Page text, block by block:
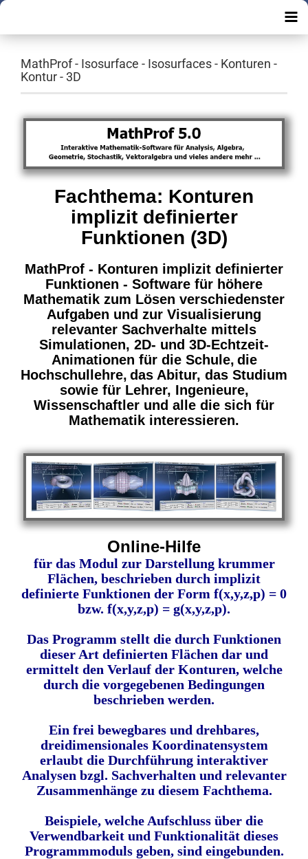
MathProf - Isosurface - Isosurfaces - Konturen -
Kontur - 3D
Fachthema: Konturen
implizit definierter
Funktionen (3D)
MathProf - Konturen implizit definierter
Funktionen - Software für höhere
Mathematik zum Lösen verschiedenster
Aufgaben und zur Visualisierung
relevanter Sachverhalte mittels
Simulationen, 2D- und 3D-Echtzeit-
Animationen für die Schule, die
Hochschullehre, das Abitur, das Studium
sowie für Lehrer, Ingenieure,
Wissenschaftler und alle die sich für
Mathematik interessieren.
Online-Hilfe
für das Modul zur Darstellung krummer
Flächen, beschrieben durch implizit
definierte Funktionen der Form f(x,y,z,p) = 0
bzw. f(x,y,z,p) = g(x,y,z,p).
Das Programm stellt die durch Funktionen
dieser Art definierten Flächen dar und
ermittelt den Verlauf der Konturen, welche
durch die vorgegebenen Bedingungen
beschrieben werden.
Ein frei bewegbares und drehbares,
dreidimensionales Koordinatensystem
erlaubt die Durchführung interaktiver
Analysen bzgl. Sachverhalten und relevanter
Zusammenhänge zu diesem Fachthema.
Beispiele, welche Aufschluss über die
Verwendbarkeit und Funktionalität dieses
Programmmoduls geben, sind eingebunden.